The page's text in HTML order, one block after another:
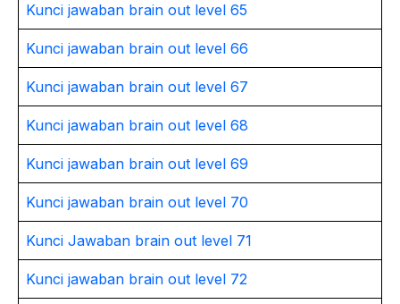
Kunci jawaban brain out level 65
Kunci jawaban brain out level 66
Kunci jawaban brain out level 67
Kunci jawaban brain out level 68
Kunci jawaban brain out level 69
Kunci jawaban brain out level 70
Kunci Jawaban brain out level 71
Kunci jawaban brain out level 72